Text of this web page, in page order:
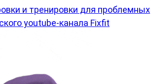
и тренировки для проблемных
youtube-канала Fixfit